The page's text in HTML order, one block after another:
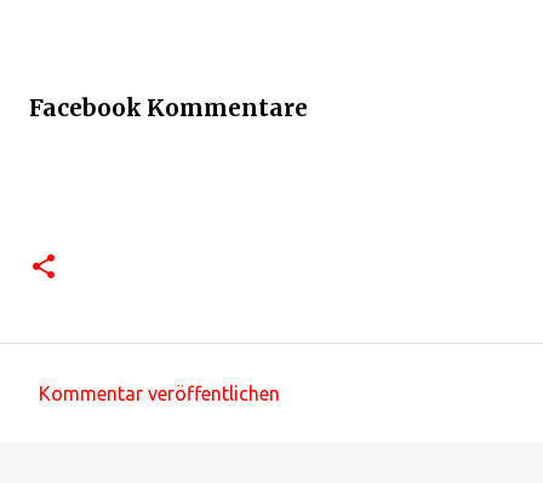
Facebook Kommentare
Kommentar veröffentlichen